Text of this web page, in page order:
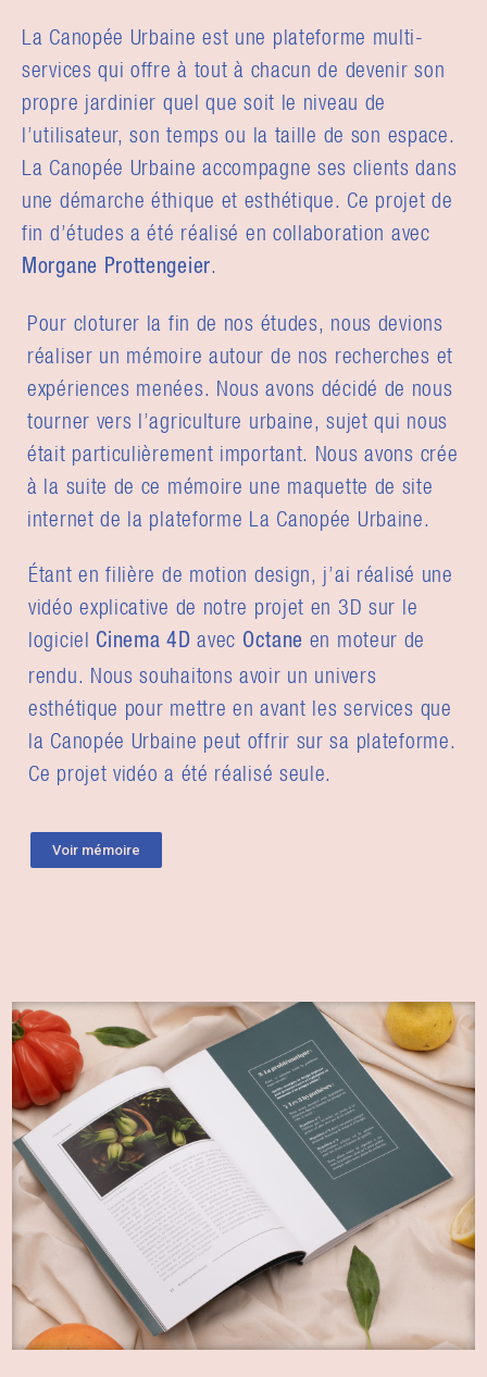
La Canopée Urbaine est une plateforme multi-
services qui offre à tout à chacun de devenir son
propre jardinier quel que soit le niveau de
l’utilisateur, son temps ou la taille de son espace.
La Canopée Urbaine accompagne ses clients dans
une démarche éthique et esthétique. Ce projet de
fin d’études a été réalisé en collaboration avec
Morgane Prottengeier.
Pour cloturer la fin de nos études, nous devions
réaliser un mémoire autour de nos recherches et
expériences menées. Nous avons décidé de nous
tourner vers l’agriculture urbaine, sujet qui nous
était particulièrement important. Nous avons crée
à la suite de ce mémoire une maquette de site
internet de la plateforme La Canopée Urbaine.
Étant en filière de motion design, j’ai réalisé une
vidéo explicative de notre projet en 3D sur le
logiciel Cinema 4D avec Octane en moteur de
rendu. Nous souhaitons avoir un univers
esthétique pour mettre en avant les services que
la Canopée Urbaine peut offrir sur sa plateforme.
Ce projet vidéo a été réalisé seule.
Voir mémoire